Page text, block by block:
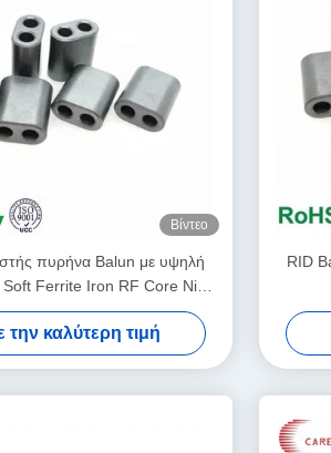
Βίντεο
πυρήνα Balun με υψηλή
Ferrite Iron RF Core NiZn
/ MnZn
την καλύτερη τιμή
RID